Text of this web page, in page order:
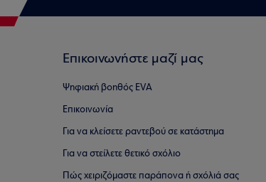
Επικοινωνήστε μαζί μας
Ψηφιακή βοηθός EVA
Επικοινωνία
Για να κλείσετε ραντεβού σε κατάστημα
Για να στείλετε θετικό σχόλιο
Πώς χειριζόμαστε παράπονα ή σχόλιά σας